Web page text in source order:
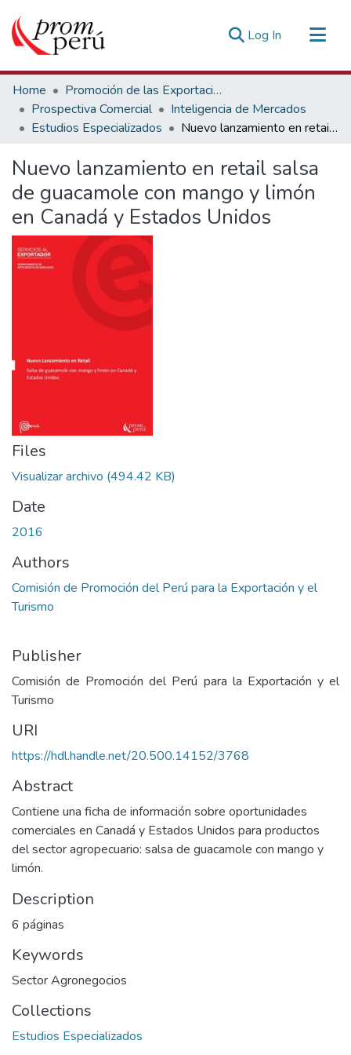
Log In (current)
Communities & Collections
All of DSpace
Statistics
Home
Promoción de las Exportaciones
Prospectiva Comercial
Inteligencia de Mercados
Estudios Especializados
Nuevo lanzamiento en retail salsa de guacamole con mango y limón en Canadá y Estados Unidos
Nuevo lanzamiento en retail salsa
de guacamole con mango y limón
en Canadá y Estados Unidos
Files
Visualizar archivo (494.42 KB)
Date
2016
Authors
Comisión de Promoción del Perú para la Exportación y el
Turismo
Publisher
Comisión de Promoción del Perú para la Exportación y el
Turismo
URI
https://hdl.handle.net/20.500.14152/3768
Abstract
Contiene una ficha de información sobre oportunidades
comerciales en Canadá y Estados Unidos para productos
del sector agropecuario: salsa de guacamole con mango y
limón.
Description
6 páginas
Keywords
Sector Agronegocios
Collections
Estudios Especializados